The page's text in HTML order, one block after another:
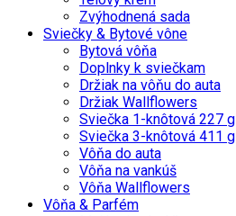
Zvýhodnená sada
Sviečky & Bytové vône
Bytová vôňa
Doplnky k sviečkam
Držiak na vôňu do auta
Držiak Wallflowers
Sviečka 1-knôtová 227 g
Sviečka 3-knôtová 411 g
Vôňa do auta
Vôňa na vankúš
Vôňa Wallflowers
Vôňa & Parfém